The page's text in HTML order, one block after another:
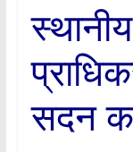
सदन